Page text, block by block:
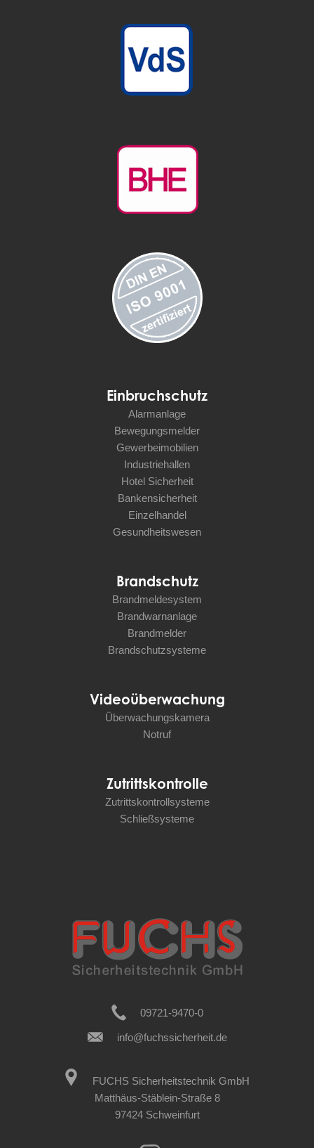
09721-9470-0
info@fuchssicherheit.de
FUCHS Sicherheitstechnik GmbH
Matthäus-Stäblein-Straße 8
97424 Schweinfurt
Einbruchschutz
Alarmanlage
Bewegungsmelder
Gewerbeimobilien
Industriehallen
Hotel Sicherheit
Bankensicherheit
Einzelhandel
Gesundheitswesen
Brandschutz
Brandmeldesystem
Brandwarnanlage
Brandmelder
Brandschutzsysteme
Videoüberwachung
Überwachungskamera
Notruf
Zutrittskontrolle
Zutrittskontrollsysteme
Schließsysteme